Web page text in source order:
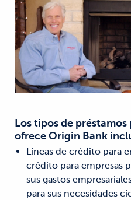
Los tipos de préstamos
ofrece Origin Bank
Líneas de crédito para
crédito para empresas
sus gastos
para sus necesidades